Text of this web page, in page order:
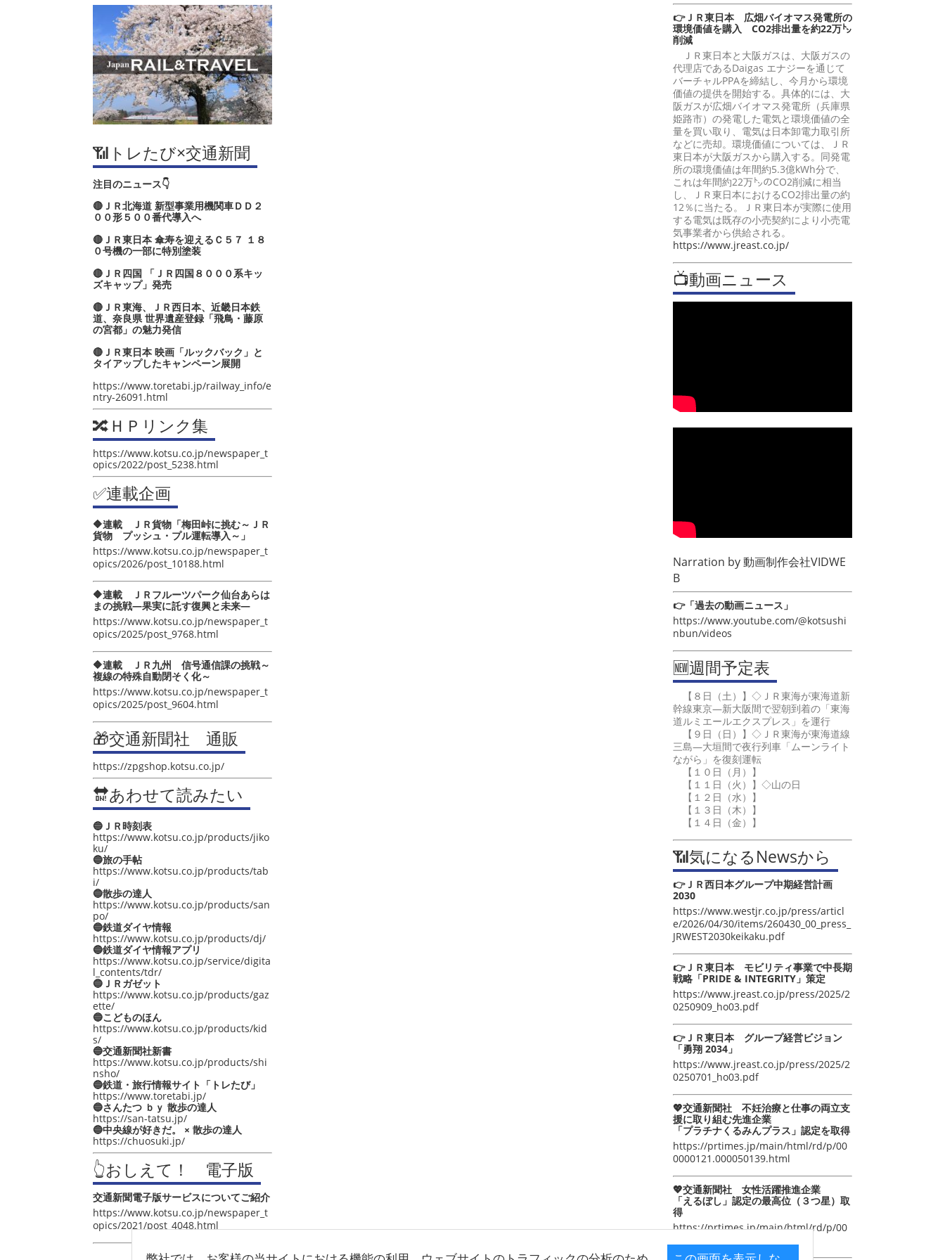
📶トレたび×交通新聞
注目のニュース👇
🔴ＪＲ北海道 新型事業用機関車ＤＤ２
００形５００番代導入へ
🔴ＪＲ東日本 傘寿を迎えるＣ５７ １８
０号機の一部に特別塗装
🔴ＪＲ四国 「ＪＲ四国８０００系キッ
ズキャップ」発売
🔴ＪＲ東海、ＪＲ西日本、近畿日本鉄
道、奈良県 世界遺産登録「飛鳥・藤原
の宮都」の魅力発信
🔴ＪＲ東日本 映画「ルックバック」と
タイアップしたキャンペーン展開
https://www.toretabi.jp/railway_info/e
ntry-26091.html
🔀ＨＰリンク集
https://www.kotsu.co.jp/newspaper_t
opics/2022/post_5238.html
✅連載企画
🔶連載 ＪＲ貨物「梅田峠に挑む～ＪＲ
貨物 プッシュ・プル運転導入～」
https://www.kotsu.co.jp/newspaper_t
opics/2026/post_10188.html
🔶連載 ＪＲフルーツパーク仙台あらは
まの挑戦―果実に託す復興と未来―
https://www.kotsu.co.jp/newspaper_t
opics/2025/post_9768.html
🔶連載 ＪＲ九州 信号通信課の挑戦～
複線の特殊自動閉そく化～
https://www.kotsu.co.jp/newspaper_t
opics/2025/post_9604.html
🎁交通新聞社 通販
https://zpgshop.kotsu.co.jp/
🔛あわせて読みたい
🔵ＪＲ時刻表
https://www.kotsu.co.jp/products/jiko
ku/
🔵旅の手帖
https://www.kotsu.co.jp/products/tab
i/
🔵散歩の達人
https://www.kotsu.co.jp/products/san
po/
🔵鉄道ダイヤ情報
https://www.kotsu.co.jp/products/dj/
🔵鉄道ダイヤ情報アプリ
https://www.kotsu.co.jp/service/digita
l_contents/tdr/
🔵ＪＲガゼット
https://www.kotsu.co.jp/products/gaz
ette/
🔵こどものほん
https://www.kotsu.co.jp/products/kid
s/
🔵交通新聞社新書
https://www.kotsu.co.jp/products/shi
nsho/
🔵鉄道・旅行情報サイト「トレたび」
https://www.toretabi.jp/
🔵さんたつ ｂｙ 散歩の達人
https://san-tatsu.jp/
🔵中央線が好きだ。 × 散歩の達人
https://chuosuki.jp/
👆おしえて！ 電子版
交通新聞電子版サービスについてご紹介
https://www.kotsu.co.jp/newspaper_t
opics/2021/post_4048.html
👉ＪＲ東日本 広畑バイオマス発電所の
環境価値を購入 CO2排出量を約22万㌧
削減
ＪＲ東日本と大阪ガスは、大阪ガスの
代理店であるDaigas エナジーを通じて
バーチャルPPAを締結し、今月から環境
価値の提供を開始する。具体的には、大
阪ガスが広畑バイオマス発電所（兵庫県
姫路市）の発電した電気と環境価値の全
量を買い取り、電気は日本卸電力取引所
などに売却。環境価値については、ＪＲ
東日本が大阪ガスから購入する。同発電
所の環境価値は年間約5.3億kWh分で、
これは年間約22万㌧のCO2削減に相当
し、ＪＲ東日本におけるCO2排出量の約
12％に当たる。ＪＲ東日本が実際に使用
する電気は既存の小売契約により小売電
気事業者から供給される。
https://www.jreast.co.jp/
📺動画ニュース
Narration by動画制作会社VIDWE
B
👉「過去の動画ニュース」
https://www.youtube.com/@kotsushi
nbun/videos
🆕週間予定表
【８日（土）】◇ＪＲ東海が東海道新
幹線東京―新大阪間で翌朝到着の「東海
道ルミエールエクスプレス」を運行
【９日（日）】◇ＪＲ東海が東海道線
三島―大垣間で夜行列車「ムーンライト
ながら」を復刻運転
【１０日（月）】
【１１日（火）】◇山の日
【１２日（水）】
【１３日（木）】
【１４日（金）】
📶気になるNewsから
👉ＪＲ西日本グループ中期経営計画
2030
https://www.westjr.co.jp/press/articl
e/2026/04/30/items/260430_00_press_
JRWEST2030keikaku.pdf
👉ＪＲ東日本 モビリティ事業で中長期
戦略「PRIDE & INTEGRITY」策定
https://www.jreast.co.jp/press/2025/2
0250909_ho03.pdf
👉ＪＲ東日本 グループ経営ビジョン
「勇翔 2034」
https://www.jreast.co.jp/press/2025/2
0250701_ho03.pdf
💖交通新聞社 不妊治療と仕事の両立支
援に取り組む先進企業
「プラチナくるみんプラス」認定を取得
https://prtimes.jp/main/html/rd/p/00
0000121.000050139.html
💖交通新聞社 女性活躍推進企業
「えるぼし」認定の最高位（３つ星）取
得
https://prtimes.jp/main/html/rd/p/00